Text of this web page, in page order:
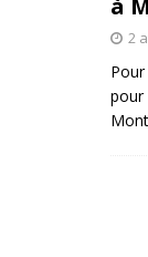
à
2
pour